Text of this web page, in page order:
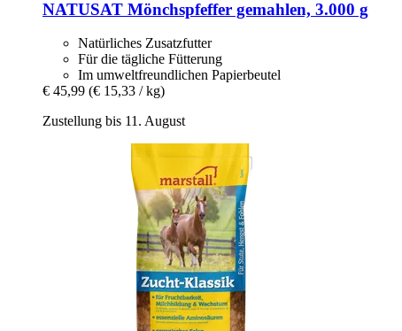
NATUSAT Mönchspfeffer gemahlen, 3.000 g
Natürliches Zusatzfutter
Für die tägliche Fütterung
Im umweltfreundlichen Papierbeutel
€ 45,99 (€ 15,33 / kg)
Zustellung bis 11. August